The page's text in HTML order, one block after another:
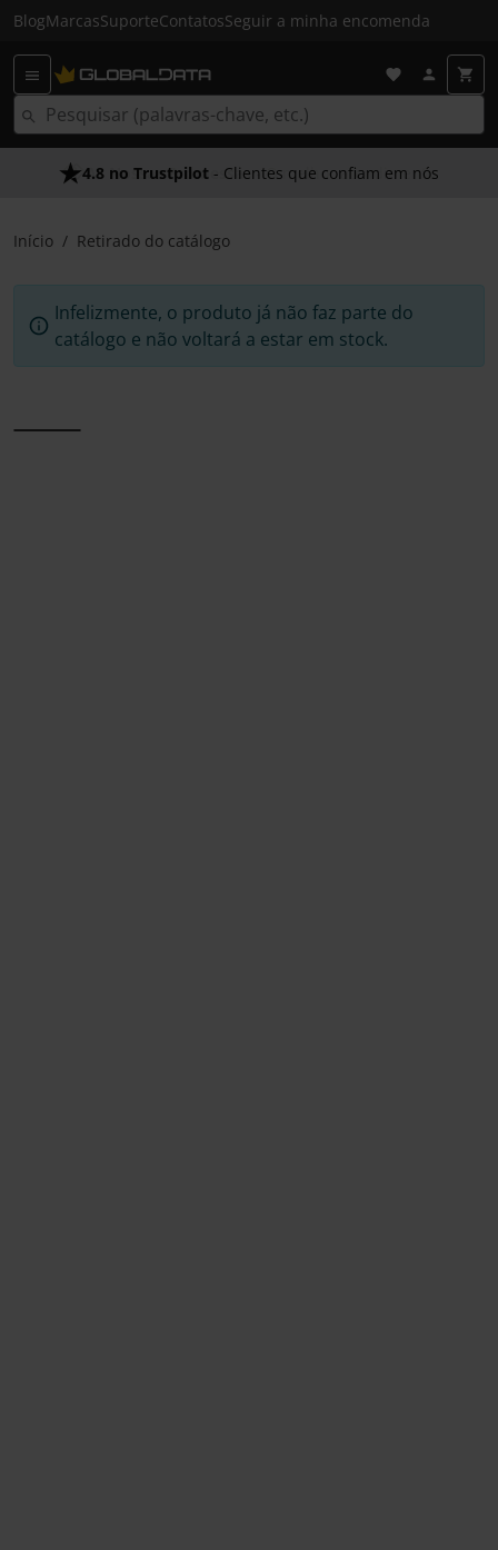
BlogMarcasSuporteContatosSeguir a minha encomenda
4.8 no Trustpilot - Clientes que confiam em nós
Início Retirado do catálogo
Infelizmente, o produto já não faz parte do
catálogo e não voltará a estar em stock.